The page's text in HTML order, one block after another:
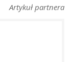
Artykuł partnera